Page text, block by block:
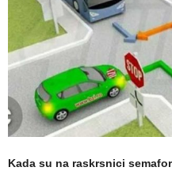
Kada su na raskrsnici